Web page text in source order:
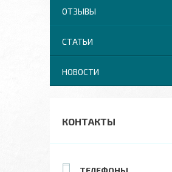
ОТЗЫВЫ
СТАТЬИ
НОВОСТИ
КОНТАКТЫ